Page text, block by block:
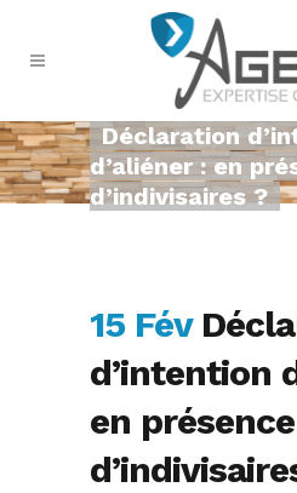
Déclaration
d’aliéner : en
d’indivisaires ?
15 Fév
d’intention
en présence